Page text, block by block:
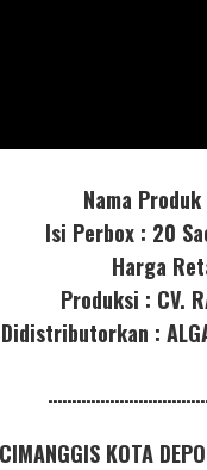
Nama
Isi Perbox : 20
Harga
Produksi : CV.
Didistributorkan :
KOTA